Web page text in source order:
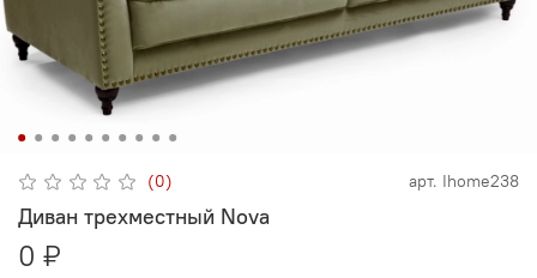
(0) арт. Ihome238
Диван трехместный Nova
0 ₽